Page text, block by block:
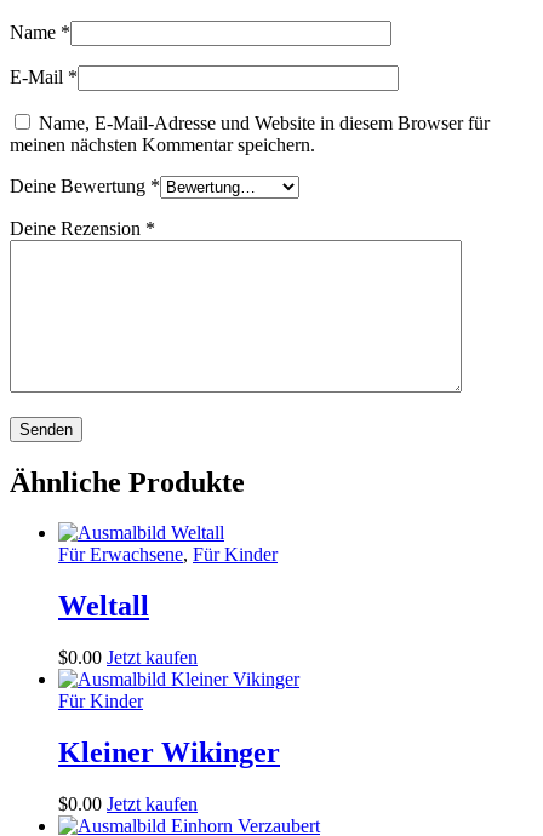
Name *
E-Mail *
Name, E-Mail-Adresse und Website in diesem Browser für
meinen nächsten Kommentar speichern.
Deine Bewertung *
Deine Rezension *
Ähnliche Produkte
Für Erwachsene, Für Kinder
Weltall
$0.00 Jetzt kaufen
Für Kinder
Kleiner Wikinger
$0.00 Jetzt kaufen